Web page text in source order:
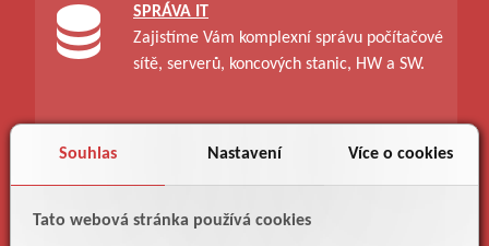
Souhlas Nastavení Více o cookies
Tato webová stránka používá cookies
SPRÁVA IT
Zajistíme Vám komplexní správu počítačové
sítě, serverů, koncových stanic, HW a SW.
poskládáme IT řešení dle Vašich potřeb.